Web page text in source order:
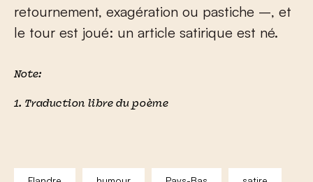
retournement, exagération ou pastiche –, et
le tour est joué: un article satirique est né.
Note:
1. Traduction libre du poème